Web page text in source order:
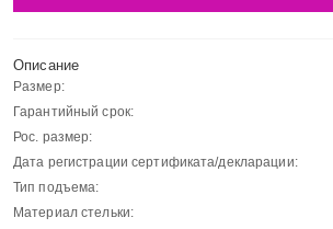
Описание
Размер:
Гарантийный срок:
Рос. размер:
Дата регистрации сертификата/декларации:
Тип подъема:
Материал стельки: